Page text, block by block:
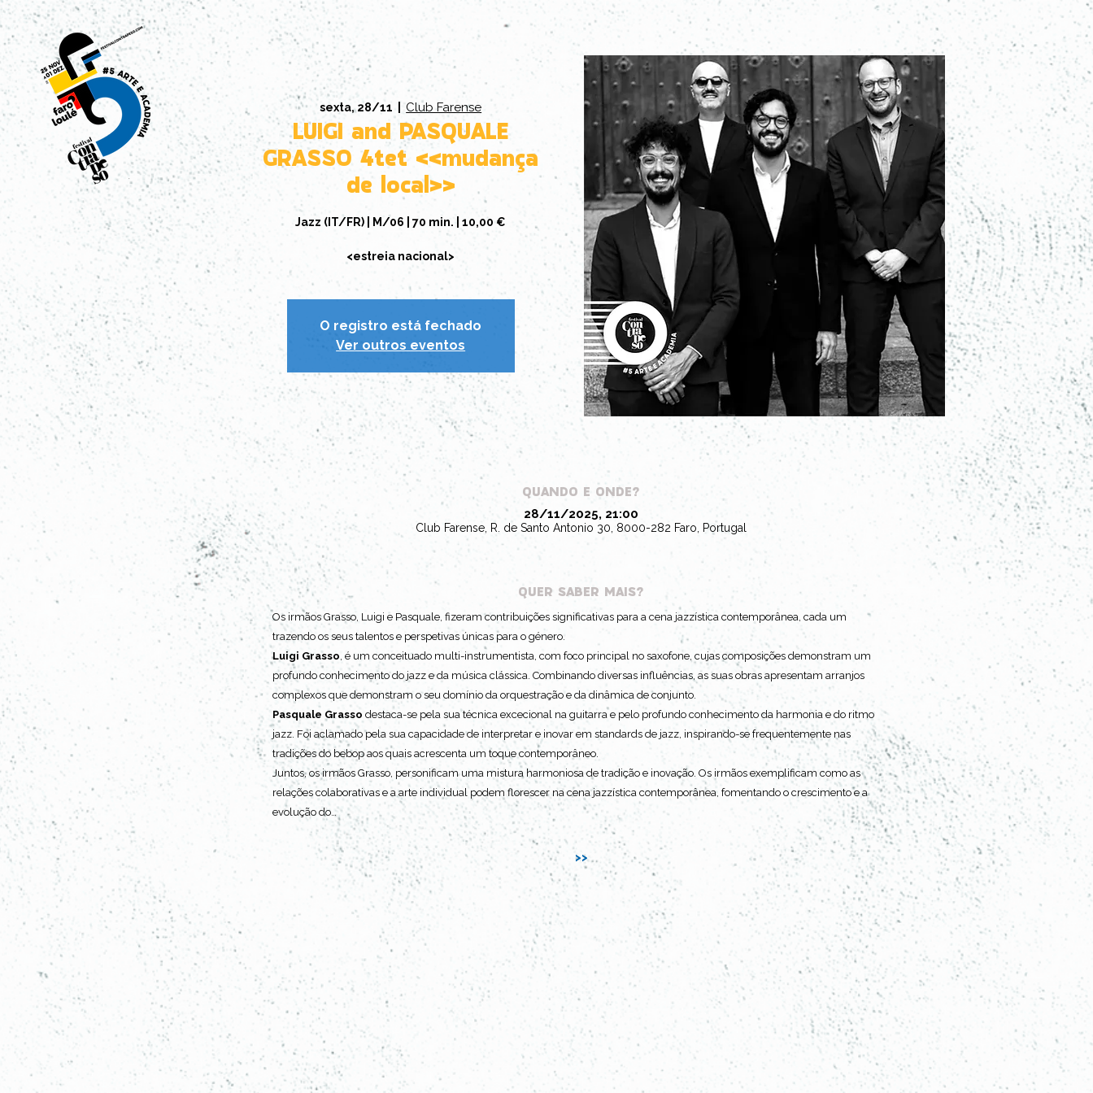
sexta, 28/11
  |
Club Farense
LUIGI and PASQUALE
GRASSO 4tet <<mudança
de local>>
Jazz (IT/FR) | M/06 | 70 min. | 10,00 €
<estreia nacional>
O registro está fechado
Ver outros eventos
QUANDO E ONDE?
28/11/2025, 21:00
Club Farense, R. de Santo Antonio 30, 8000-282 Faro, Portugal
QUER SABER MAIS?
Os irmãos Grasso, Luigi e Pasquale, fizeram contribuições significativas para a cena jazzística contemporânea, cada um
trazendo os seus talentos e perspetivas únicas para o género.
Luigi Grasso, é um conceituado multi-instrumentista, com foco principal no saxofone, cujas composições demonstram um
profundo conhecimento do jazz e da música clássica. Combinando diversas influências, as suas obras apresentam arranjos
complexos que demonstram o seu domínio da orquestração e da dinâmica de conjunto.
Pasquale Grasso destaca-se pela sua técnica excecional na guitarra e pelo profundo conhecimento da harmonia e do ritmo
jazz. Foi aclamado pela sua capacidade de interpretar e inovar em standards de jazz, inspirando-se frequentemente nas
tradições do bebop aos quais acrescenta um toque contemporâneo.
Juntos, os irmãos Grasso, personificam uma mistura harmoniosa de tradição e inovação. Os irmãos exemplificam como as
relações colaborativas e a arte individual podem florescer na cena jazzística contemporânea, fomentando o crescimento e a
evolução do…
>>